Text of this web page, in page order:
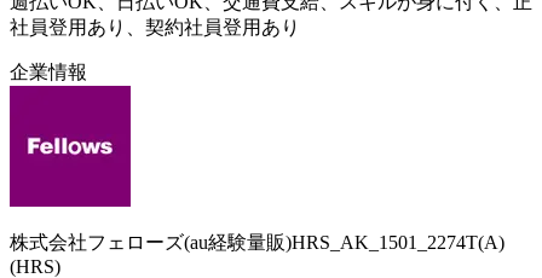
社員登用あり、契約社員登用あり
企業情報
株式会社フェローズ(au経験量販)HRS_AK_1501_2274T(A)
(HRS)